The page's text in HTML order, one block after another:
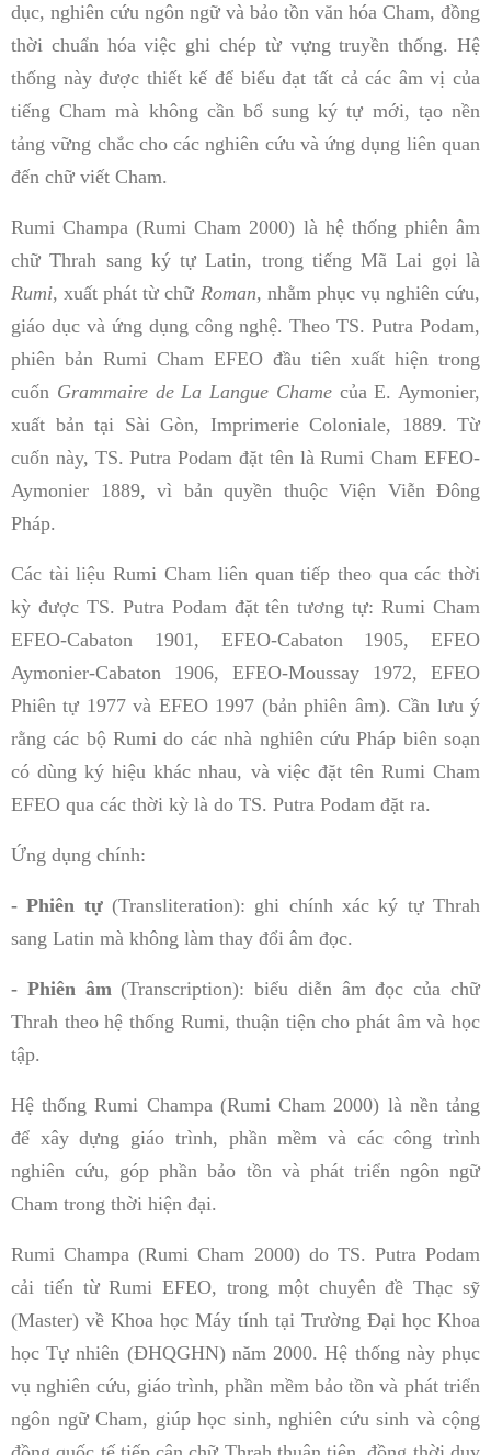
dục, nghiên cứu ngôn ngữ và bảo tồn văn hóa Cham, đồng
thời chuẩn hóa việc ghi chép từ vựng truyền thống. Hệ
thống này được thiết kế để biểu đạt tất cả các âm vị của
tiếng Cham mà không cần bổ sung ký tự mới, tạo nền
tảng vững chắc cho các nghiên cứu và ứng dụng liên quan
đến chữ viết Cham.
Rumi Champa (Rumi Cham 2000) là hệ thống phiên âm
chữ Thrah sang ký tự Latin, trong tiếng Mã Lai gọi là
Rumi, xuất phát từ chữ Roman, nhằm phục vụ nghiên cứu,
giáo dục và ứng dụng công nghệ. Theo TS. Putra Podam,
phiên bản Rumi Cham EFEO đầu tiên xuất hiện trong
cuốn Grammaire de La Langue Chamecủa E. Aymonier,
xuất bản tại Sài Gòn, Imprimerie Coloniale, 1889. Từ
cuốn này, TS. Putra Podam đặt tên là Rumi Cham EFEO-
Aymonier 1889, vì bản quyền thuộc Viện Viễn Đông
Pháp.
Các tài liệu Rumi Cham liên quan tiếp theo qua các thời
kỳ được TS. Putra Podam đặt tên tương tự: Rumi Cham
EFEO-Cabaton 1901, EFEO-Cabaton 1905, EFEO
Aymonier-Cabaton 1906, EFEO-Moussay 1972, EFEO
Phiên tự 1977 và EFEO 1997 (bản phiên âm). Cần lưu ý
rằng các bộ Rumi do các nhà nghiên cứu Pháp biên soạn
có dùng ký hiệu khác nhau, và việc đặt tên Rumi Cham
EFEO qua các thời kỳ là do TS. Putra Podam đặt ra.
Ứng dụng chính:
- Phiên tự (Transliteration): ghi chính xác ký tự Thrah
sang Latin mà không làm thay đổi âm đọc.
- Phiên âm(Transcription): biểu diễn âm đọc của chữ
Thrah theo hệ thống Rumi, thuận tiện cho phát âm và học
tập.
Hệ thống Rumi Champa (Rumi Cham 2000) là nền tảng
để xây dựng giáo trình, phần mềm và các công trình
nghiên cứu, góp phần bảo tồn và phát triển ngôn ngữ
Cham trong thời hiện đại.
Rumi Champa (Rumi Cham 2000) do TS. Putra Podam
cải tiến từ Rumi EFEO, trong một chuyên đề Thạc sỹ
(Master) về Khoa học Máy tính tại Trường Đại học Khoa
học Tự nhiên (ĐHQGHN) năm 2000. Hệ thống này phục
vụ nghiên cứu, giáo trình, phần mềm bảo tồn và phát triển
ngôn ngữ Cham, giúp học sinh, nghiên cứu sinh và cộng